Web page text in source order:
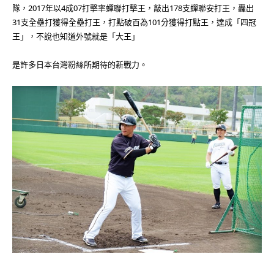
隊，2017年以4成07打擊率蟬聯打擊王，敲出178支蟬聯安打王，轟出
31支全壘打獲得全壘打王，打點破百為101分獲得打點王，達成「四冠
王」，不說也知道外號就是「大王」
是許多日本台灣粉絲所期待的新戰力。